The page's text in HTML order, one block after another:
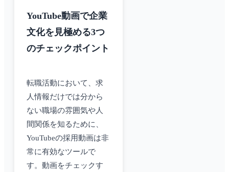
YouTube動画で企業
文化を見極める3つ
のチェックポイント
転職活動において、求
人情報だけでは分から
ない職場の雰囲気や人
間関係を知るために、
YouTubeの採用動画は非
常に有効なツールで
す。動画をチェックす